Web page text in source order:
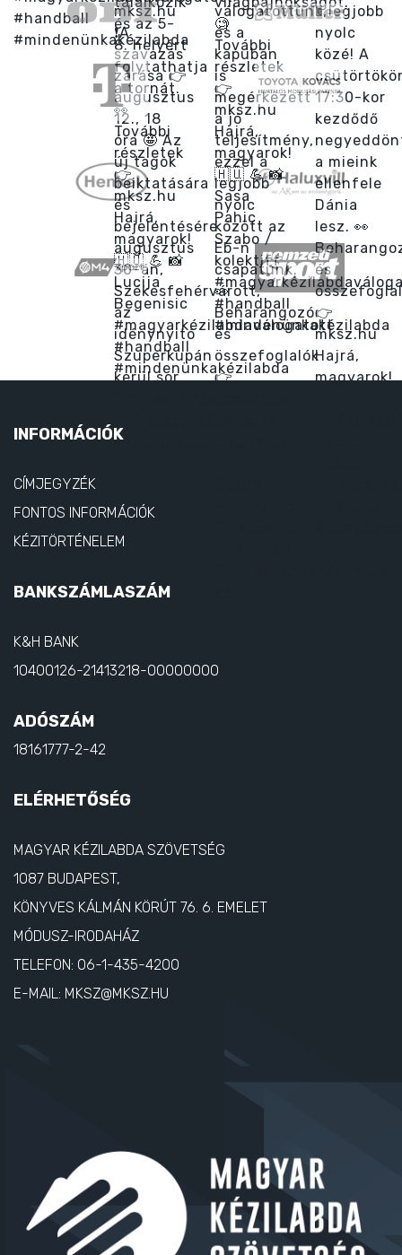
INFORMÁCIÓK
CÍMJEGYZÉK
FONTOS INFORMÁCIÓK
KÉZITÖRTÉNELEM
BANKSZÁMLASZÁM
K&H BANK
10400126-21413218-00000000
ADÓSZÁM
18161777-2-42
ELÉRHETŐSÉG
MAGYAR KÉZILABDA SZÖVETSÉG
1087 BUDAPEST,
KÖNYVES KÁLMÁN KÖRÚT 76. 6. EMELET
MÓDUSZ-IRODAHÁZ
TELEFON: 06-1-435-4200
E-MAIL: MKSZ@MKSZ.HU